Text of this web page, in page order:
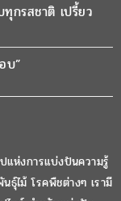
กรสชาติ เปรี้ยว
บ”
แห่งการแบ่งปันความรู้
ธุ์ไม้ โรคพืชต่างๆ เรามี